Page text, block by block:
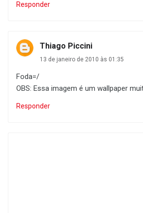
Responder
Thiago Piccini
13 de janeiro de 2010 às 01:35
Foda=/
OBS: Essa imagem é um wallpaper
Responder